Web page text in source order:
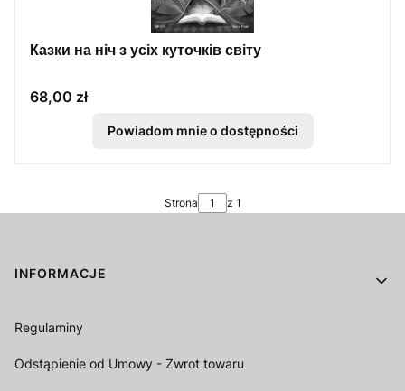
Казки на ніч з усіх куточків світу
Cena
68,00 zł
Powiadom mnie o dostępności
Strona z 1
Linki w stopce
INFORMACJE
Regulaminy
Odstąpienie od Umowy - Zwrot towaru